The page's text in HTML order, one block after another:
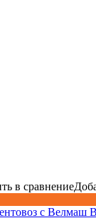
в сравнение